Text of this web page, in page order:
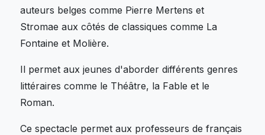
auteurs belges comme Pierre Mertens et
Stromae aux côtés de classiques comme La
Fontaine et Molière.
Il permet aux jeunes d'aborder différents genres
littéraires comme le Théâtre, la Fable et le
Roman.
Ce spectacle permet aux professeurs de français